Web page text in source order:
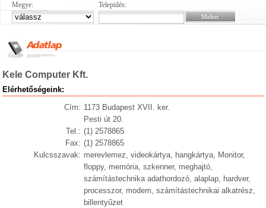
Megye: Település:
Kele Computer Kft.
Elérhetőségeink:
Cím: 1173 Budapest XVII. ker.
Pesti út 20.
Tel.: (1) 2578865
Fax: (1) 2578865
Kulcsszavak: merevlemez, videokártya, hangkártya, Monitor,
floppy, memória, szkenner, meghajtó,
számítástechnika adathordozó, alaplap, hardver,
processzor, modem, számítástechnikai alkatrész,
billentyűzet